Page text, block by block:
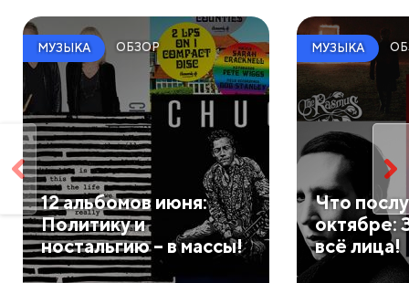
МУЗЫКА ОБЗОР
12 альбомов июня:
Политику и
ностальгию – в массы!
МУЗЫКА
​Что
октябре:
всё лица!​